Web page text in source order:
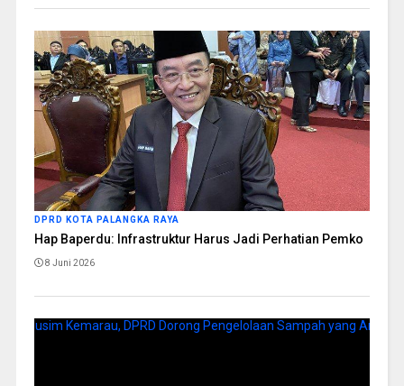
DPRD KOTA PALANGKA RAYA
Hap Baperdu: Infrastruktur Harus Jadi Perhatian Pemko
8 Juni 2026